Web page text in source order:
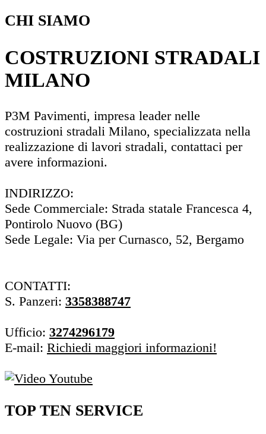
CHI SIAMO
COSTRUZIONI STRADALI
MILANO
P3M Pavimenti, impresa leader nelle
costruzioni stradali Milano, specializzata nella
realizzazione di lavori stradali, contattaci per
avere informazioni.
INDIRIZZO:
Sede Commerciale: Strada statale Francesca 4,
Pontirolo Nuovo (BG)
Sede Legale: Via per Curnasco, 52, Bergamo
CONTATTI:
S. Panzeri: 3358388747
Ufficio: 3274296179
E-mail: Richiedi maggiori informazioni!
TOP TEN SERVICE